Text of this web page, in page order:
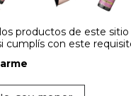
Y ASTROMELIAS
OFF
productos de este
cumplís con este